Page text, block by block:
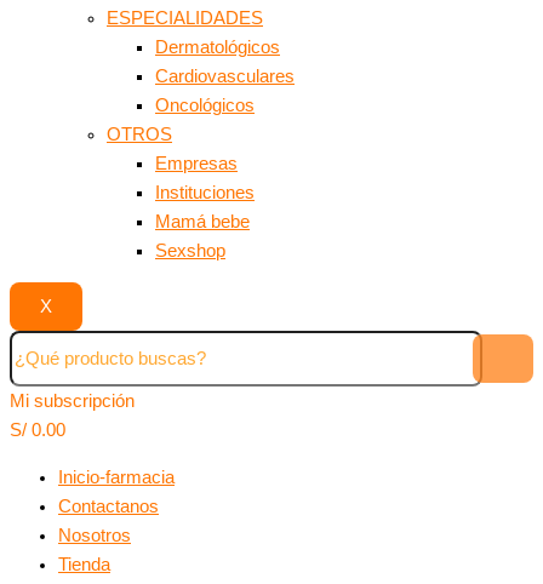
ESPECIALIDADES
Dermatológicos
Cardiovasculares
Oncológicos
OTROS
Empresas
Instituciones
Mamá bebe
Sexshop
X
Mi subscripción
S/ 0.00
Inicio-farmacia
Contactanos
Nosotros
Tienda